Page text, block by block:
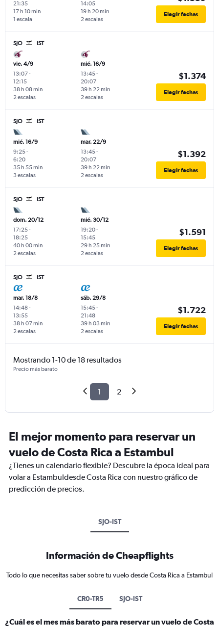
21:35
1 escala
17 h 10 min
14:05
2 escalas
19 h 20 min Elegir fechas
SJO IST
vie. 4/9
13:07-
12:15
2 escalas
38 h 08 min
mié. 16/9
13:45-
20:07
2 escalas
39 h 22 min
$1.374
Elegir fechas
SJO IST
mié. 16/9
9:25-
6:20
3 escalas
35 h 55 min
mar. 22/9
13:45-
20:07
2 escalas
39 h 22 min
$1.392
Elegir fechas
SJO IST
dom. 20/12
17:25-
18:25
2 escalas
40 h 00 min
mié. 30/12
19:20-
15:45
2 escalas
29 h 25 min
$1.591
Elegir fechas
SJO IST
mar. 18/8
14:48-
13:55
2 escalas
38 h 07 min
sáb. 29/8
15:45-
21:48
2 escalas
39 h 03 min
$1.722
Elegir fechas
Mostrando 1-10 de 18 resultados
Precio más barato
1 2
El mejor momento para reservar un
vuelo de Costa Rica a Estambul
¿Tienes un calendario flexible? Descubre la época ideal para
volar a Estambuldesde Costa Rica con nuestro gráfico de
predicción de precios.
SJO-IST
Información de Cheapflights
Todo lo que necesitas saber sobre tu vuelo desde Costa Rica a Estambul
CR0-TR5 SJO-IST
¿Cuál es el mes más barato para reservar un vuelo de Costa